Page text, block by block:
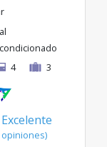
4 3
Excelente
opiniones)